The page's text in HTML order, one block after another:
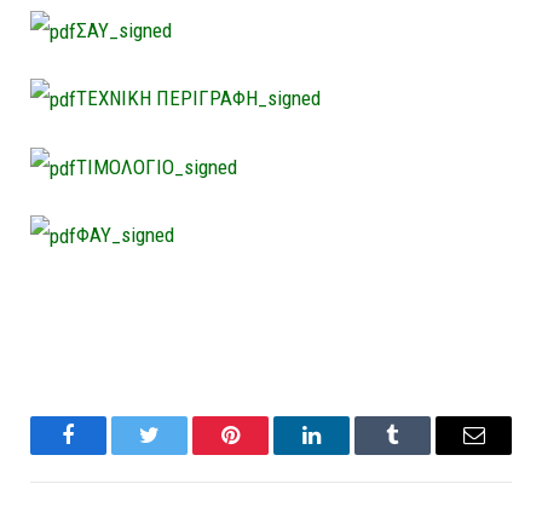
ΣΑΥ_signed
ΤΕΧΝΙΚΗ ΠΕΡΙΓΡΑΦΗ_signed
ΤΙΜΟΛΟΓΙΟ_signed
ΦΑΥ_signed
FacebookTwitter Pinterest LinkedInTumblr Email